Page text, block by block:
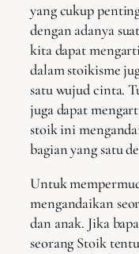
yang cukup
dengan adanya
kita dapat
dalam stoikisme
satu wujud cinta.
juga dapat
stoik ini
bagian yang satu
Untuk
mengandaikan
dan anak. Jika
seorang Stoik